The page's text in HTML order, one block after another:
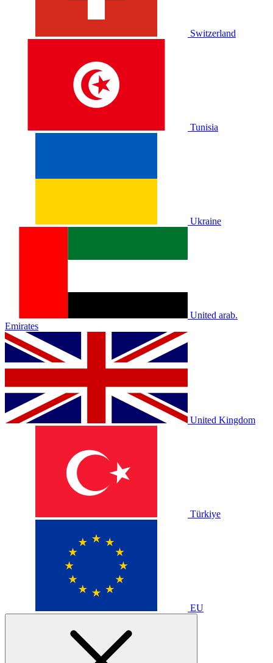
Switzerland
Tunisia
Ukraine
United arab.
Emirates
United Kingdom
Türkiye
EU